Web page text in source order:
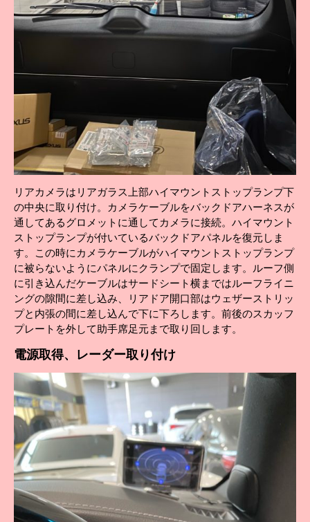
リアカメラはリアガラス上部ハイマウントストップランプ下
の中央に取り付け。カメラケーブルをバックドアハーネスが
通してあるグロメットに通してカメラに接続。ハイマウント
ストップランプが付いているバックドアパネルを復元しま
す。この時にカメラケーブルがハイマウントストップランプ
に被らないようにパネルにクランプで固定します。ルーフ側
に引き込んだケーブルはサードシート横まではルーフライニ
ングの隙間に差し込み、リアドア開口部はウェザーストリッ
プと内張の間に差し込んで下に下ろします。前後のスカッフ
プレートを外して助手席足元まで取り回します。
電源取得、レーダー取り付け